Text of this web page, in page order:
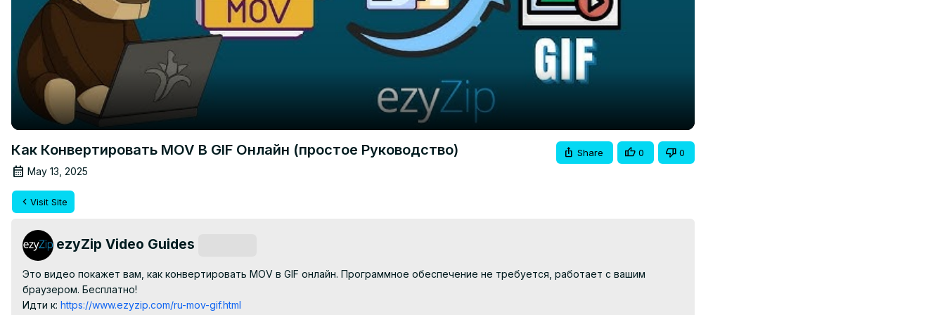
Как Конвертировать MOV В GIF Онлайн (простое Руководство)
May 13, 2025
Share 0 0
Visit Site
ezyZip Video Guides
Это видео покажет вам, как конвертировать MOV в GIF онлайн. Программное обеспечение не требуется, работает с вашим
браузером. Бесплатно!
Идти к: https://www.ezyzip.com/ru-mov-gif.html